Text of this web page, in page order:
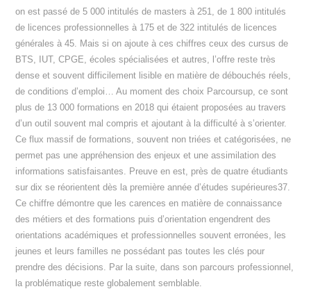
on est passé de 5 000 intitulés de masters à 251, de 1 800 intitulés
de licences professionnelles à 175 et de 322 intitulés de licences
générales à 45. Mais si on ajoute à ces chiffres ceux des cursus de
BTS, IUT, CPGE, écoles spécialisées et autres, l’offre reste très
dense et souvent difficilement lisible en matière de débouchés réels,
de conditions d’emploi… Au moment des choix Parcoursup, ce sont
plus de 13 000 formations en 2018 qui étaient proposées au travers
d’un outil souvent mal compris et ajoutant à la difficulté à s’orienter.
Ce flux massif de formations, souvent non triées et catégorisées, ne
permet pas une appréhension des enjeux et une assimilation des
informations satisfaisantes. Preuve en est, près de quatre étudiants
sur dix se réorientent dès la première année d’études supérieures37.
Ce chiffre démontre que les carences en matière de connaissance
des métiers et des formations puis d’orientation engendrent des
orientations académiques et professionnelles souvent erronées, les
jeunes et leurs familles ne possédant pas toutes les clés pour
prendre des décisions. Par la suite, dans son parcours professionnel,
la problématique reste globalement semblable.